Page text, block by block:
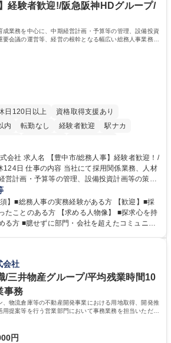
けて持続可能な社会の実現に貢献してまいりま
学院 大学 語学力： 資格：
経験者歓迎!/阪急阪神HDグループ/
成業務を中心に、中期経営計画・予算等の管理、設備投資
会議の運営等、経営の根幹となる幅広い総務人事業務全
日120日以上
資格取得支援あり
内
転勤なし 経験者歓迎
駅ナカ
昼食補助あり 食事補助あり
験者歓迎！/
関係業務、人材
営計画・予算等の管理、設備投資計画等の策
の運営等、経営の根幹となる幅広い総務人事業
用関係業務および
推進 ■中期経営計画および予算等の管理 ■設備
要会議の運営 ■その他総務人事業務全般 【入
阪神HDグループ/年休124日
】■総務人事の実務経験がある方 【歓迎】■採
求める人物像】 ■探求心を持
る方 ■臆せずに部門・会社を超えたコミュニケ
体性を持って能動的に業務を推進できる方 学
高専 短大 専修学校 高校 語学力： 資格：
会社
/三井物産グループ/平均残業時間10
事務
、物流倉庫等の不動産開発事業における用地取得、開発推
提案等を行う営業部門において事務業務を担当いただき
円